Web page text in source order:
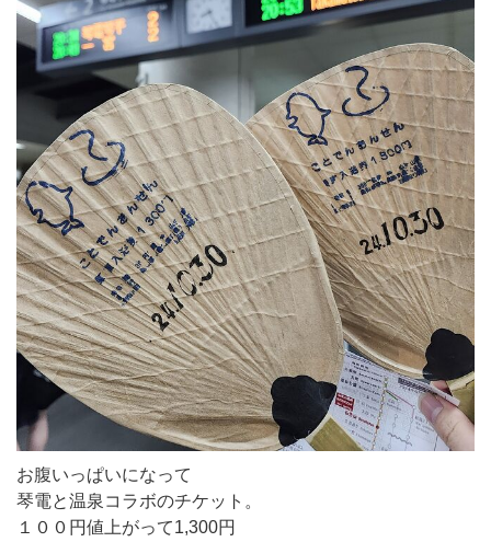
お腹いっぱいになって
琴電と温泉コラボのチケット。
１００円値上がって1,300円